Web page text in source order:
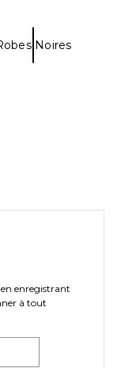
Noires
enregistrant
à tout